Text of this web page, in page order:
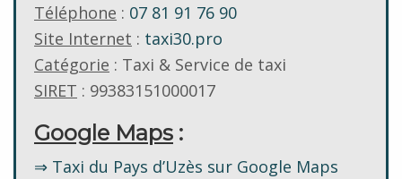
Téléphone : 07 81 91 76 90
Site Internet : taxi30.pro
Catégorie : Taxi & Service de taxi
SIRET : 99383151000017
Google Maps :
⇒ Taxi du Pays d’Uzès sur Google Maps